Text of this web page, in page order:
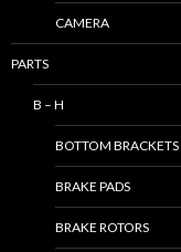
CAMERA
PARTS
B – H
BOTTOM BRACKETS
BRAKE PADS
BRAKE ROTORS